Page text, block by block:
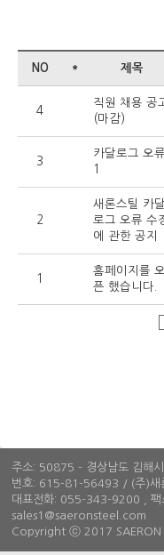
문
역
NO * 제목
4
직원 채용 공
(마감)
3
카달로그 오류
1
2
새론스틸 카달
로그 오류 수
에 관한 공지
1
홈페이지를 오
픈 했습니다.
주소: 50875 - 경상남도 김해
번호: 615-81-56493 / (주)새
대표전화: 055-343-9200 ,
sales1@saeronsteel.com
Copyright ⓒ 2017 SAERON